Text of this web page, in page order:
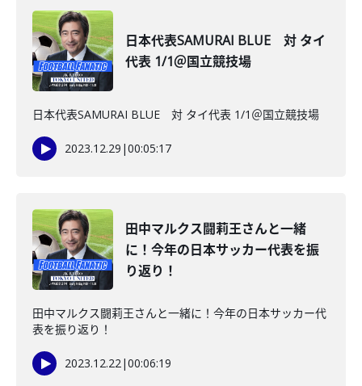
日本代表SAMURAI BLUE 対 タイ
代表 1/1＠国立競技場
日本代表SAMURAI BLUE 対 タイ代表 1/1＠国立競技場
2023.12.29 |00:05:17
田中マルクス闘莉王さんと一緒
に！今年の日本サッカー代表を振
り返り！
田中マルクス闘莉王さんと一緒に！今年の日本サッカー代
表を振り返り！
2023.12.22|00:06:19